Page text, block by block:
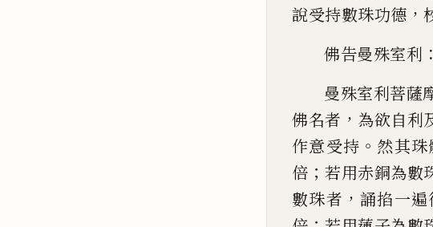
說受持數珠功德 ，
佛告曼殊室利
曼殊室利菩薩
佛名者 ， 為欲自利
作意受持 。 然其珠
倍 ；若用赤銅為數
數珠者 ，誦掐一